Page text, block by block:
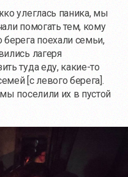
улеглась паника, мы
помогать тем, кому
поехали семьи,
лагеря
туда еду, какие-то
[с левого берега].
поселили их в пустой